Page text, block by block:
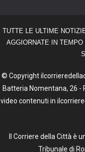
TUTTE LE ULTIME
AGGIORNATE IN
© Copyright
Batteria Nomentana, 26 -
video contenuti in
Il Corriere della Città è
Tribunale di